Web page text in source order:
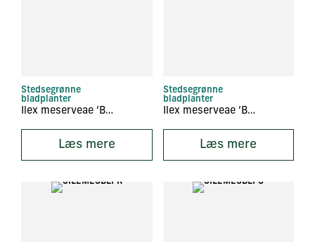
Stedsegrønne
bladplanter
Ilex meserveae ‘Blue Angel’
Læs mere
Stedsegrønne
bladplanter
Ilex meserveae ‘Blue Maid’
Læs mere